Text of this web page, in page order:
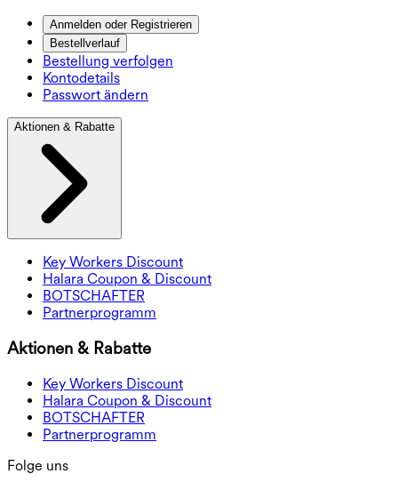
Anmelden oder Registrieren
Bestellverlauf
Bestellung verfolgen
Kontodetails
Passwort ändern
Aktionen & Rabatte
Key Workers Discount
Halara Coupon & Discount
BOTSCHAFTER
Partnerprogramm
Aktionen & Rabatte
Key Workers Discount
Halara Coupon & Discount
BOTSCHAFTER
Partnerprogramm
Folge uns